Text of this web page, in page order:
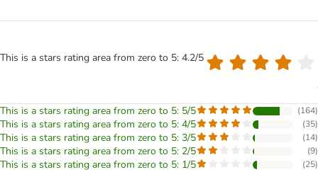
This is a stars rating area from zero to 5: 4.2/5
This is a stars rating area from zero to 5: 5/5 (164)
This is a stars rating area from zero to 5: 4/5 (35)
This is a stars rating area from zero to 5: 3/5 (14)
This is a stars rating area from zero to 5: 2/5 (9)
This is a stars rating area from zero to 5: 1/5 (25)